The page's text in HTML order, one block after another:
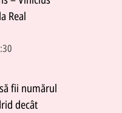
Real
fii numărul
decât